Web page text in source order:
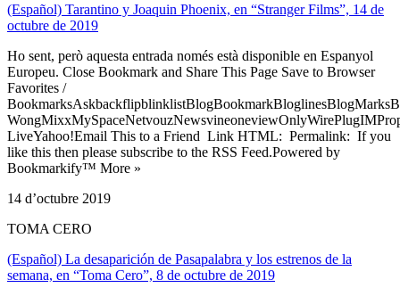
(Español) Tarantino y Joaquin Phoenix, en “Stranger Films”, 14 de
octubre de 2019
Ho sent, però aquesta entrada només està disponible en Espanyol
Europeu. Close Bookmark and Share This Page Save to Browser
Favorites /
LiveYahoo!Email This to a Friend Link HTML: Permalink: If you
like this then please subscribe to the RSS Feed.Powered by
Bookmarkify™ More »
14 d’octubre 2019
TOMA CERO
(Español) La desaparición de Pasapalabra y los estrenos de la
semana, en “Toma Cero”, 8 de octubre de 2019